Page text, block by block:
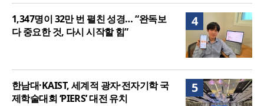
4
1,347명이 32만 번 펼친 성경… “완독보
다 중요한 것, 다시 시작할 힘”
5
한남대·KAIST, 세계적 광자·전자기학 국
제학술대회 ‘PIERS’ 대전 유치